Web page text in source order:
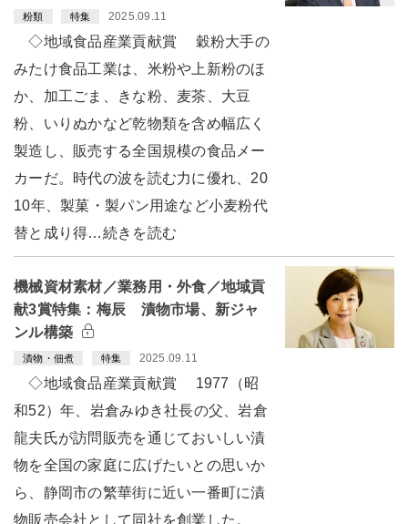
粉類 特集 2025.09.11
◇地域食品産業貢献賞 穀粉大手の
みたけ食品工業は、米粉や上新粉のほ
か、加工ごま、きな粉、麦茶、大豆
粉、いりぬかなど乾物類を含め幅広く
製造し、販売する全国規模の食品メー
カーだ。時代の波を読む力に優れ、20
10年、製菓・製パン用途など小麦粉代
替と成り得…続きを読む
機械資材素材／業務用・外食／地域貢
献3賞特集：梅辰 漬物市場、新ジャ
ンル構築
漬物・佃煮 特集 2025.09.11
◇地域食品産業貢献賞 1977（昭
和52）年、岩倉みゆき社長の父、岩倉
龍夫氏が訪問販売を通じておいしい漬
物を全国の家庭に広げたいとの思いか
ら、静岡市の繁華街に近い一番町に漬
物販売会社として同社を創業した。